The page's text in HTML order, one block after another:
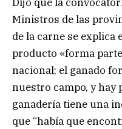
Ministros de las
de la carne se explica
producto «forma
nacional; el ganado
nuestro campo, y hay
ganadería tiene una
que “había que